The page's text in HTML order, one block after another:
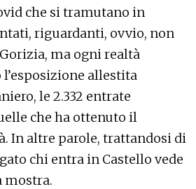
che si tramutano in
riguardanti, ovvio, non
ma ogni realtà
l’esposizione allestita
le 2.332 entrate
che ha ottenuto il
In altre parole, trattandosi di
chi entra in Castello vede
mostra.